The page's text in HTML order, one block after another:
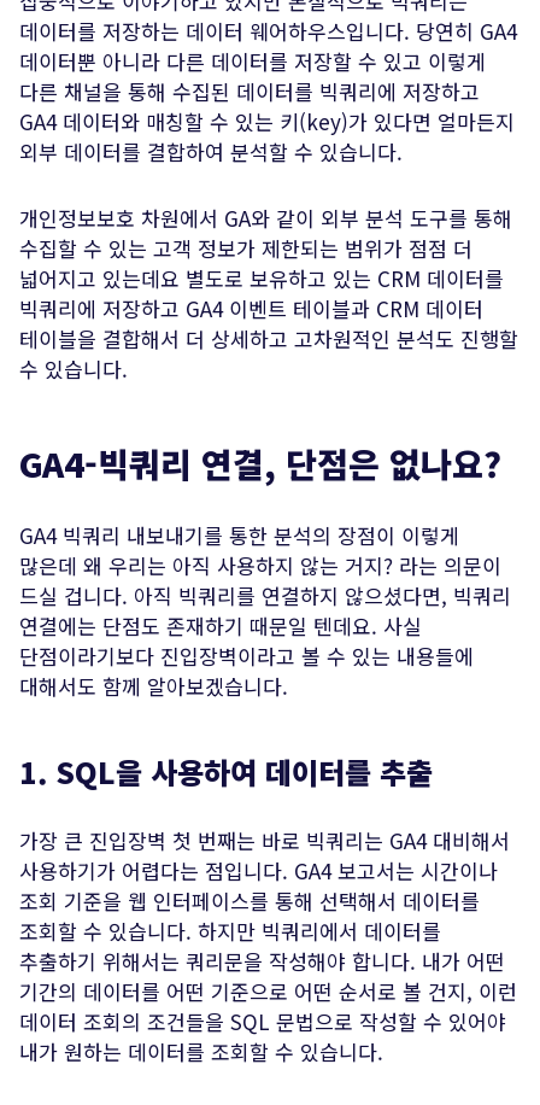
데이터를 저장하는 데이터 웨어하우스입니다. 당연히 GA4
데이터뿐 아니라 다른 데이터를 저장할 수 있고 이렇게
다른 채널을 통해 수집된 데이터를 빅쿼리에 저장하고
GA4 데이터와 매칭할 수 있는 키(key)가 있다면 얼마든지
외부 데이터를 결합하여 분석할 수 있습니다.
개인정보보호 차원에서 GA와 같이 외부 분석 도구를 통해
수집할 수 있는 고객 정보가 제한되는 범위가 점점 더
넓어지고 있는데요 별도로 보유하고 있는 CRM 데이터를
빅쿼리에 저장하고 GA4 이벤트 테이블과 CRM 데이터
테이블을 결합해서 더 상세하고 고차원적인 분석도 진행할
수 있습니다.
GA4-빅쿼리 연결, 단점은 없나요?
GA4 빅쿼리 내보내기를 통한 분석의 장점이 이렇게
많은데 왜 우리는 아직 사용하지 않는 거지? 라는 의문이
드실 겁니다. 아직 빅쿼리를 연결하지 않으셨다면, 빅쿼리
연결에는 단점도 존재하기 때문일 텐데요. 사실
단점이라기보다 진입장벽이라고 볼 수 있는 내용들에
대해서도 함께 알아보겠습니다.
1. SQL을 사용하여 데이터를 추출
가장 큰 진입장벽 첫 번째는 바로 빅쿼리는 GA4 대비해서
사용하기가 어렵다는 점입니다. GA4 보고서는 시간이나
조회 기준을 웹 인터페이스를 통해 선택해서 데이터를
조회할 수 있습니다. 하지만 빅쿼리에서 데이터를
추출하기 위해서는 쿼리문을 작성해야 합니다. 내가 어떤
기간의 데이터를 어떤 기준으로 어떤 순서로 볼 건지, 이런
데이터 조회의 조건들을 SQL 문법으로 작성할 수 있어야
내가 원하는 데이터를 조회할 수 있습니다.